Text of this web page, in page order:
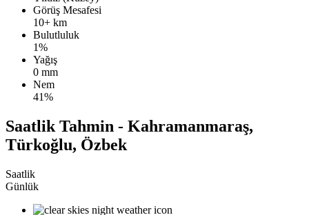
Görüş Mesafesi
10+ km
Bulutluluk
1%
Yağış
0 mm
Nem
41%
Saatlik Tahmin - Kahramanmaraş,
Türkoğlu, Özbek
Saatlik
Günlük